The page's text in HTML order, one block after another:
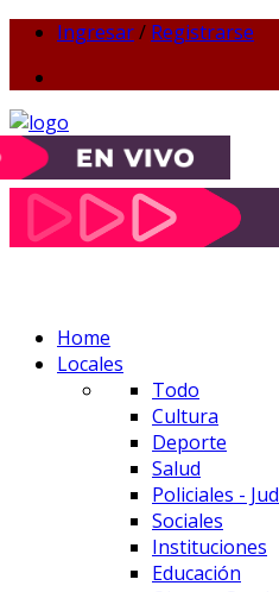
Ingresar/ Registrarse
Home
Locales
Todo
Cultura
Deporte
Salud
Policiales -
Sociales
Instituciones
Educación